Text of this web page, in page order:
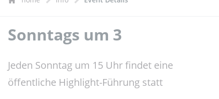
Sonntags um 3
Jeden Sonntag um 15 Uhr findet eine
öffentliche Highlight-Führung statt